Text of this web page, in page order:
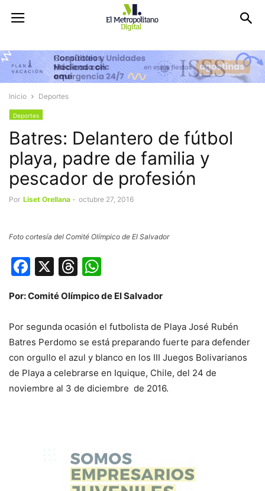
Inicio Deportes
Deportes
Batres: Delantero de fútbol
playa, padre de familia y
pescador de profesión
Por Liset Orellana - octubre 27, 2016
Foto cortesía del Comité Olímpico de El Salvador
Facebook
X Threads
Por: Comité Olímpico de El Salvador
Por segunda ocasión el futbolista de Playa José Rubén
Batres Perdomo se está preparando fuerte para defender
con orgullo el azul y blanco en los III Juegos Bolivarianos
de Playa a celebrarse en Iquique, Chile, del 24 de
noviembre al 3 de diciembre de 2016.